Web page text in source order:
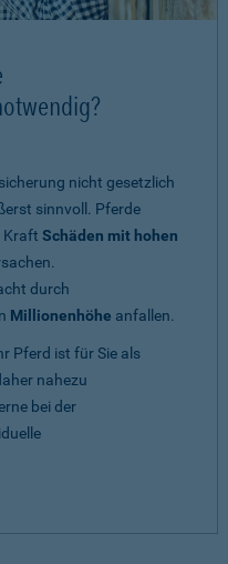
nicht gesetzlich
sinnvoll. Pferde
Kraft Schäden mit hohen
durch
Millionenhöhe anfallen.
Pferd ist für Sie als
nahezu
bei der